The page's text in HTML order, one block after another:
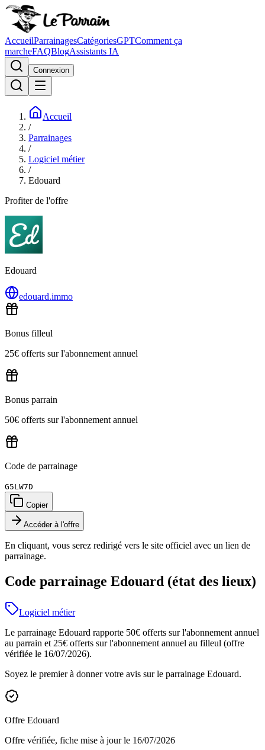
AccueilParrainagesCatégoriesGPTComment ça
marcheFAQBlogAssistants IA
Connexion
Accueil
/
Parrainages
/
Logiciel métier
/
Edouard
Profiter de l'offre
Edouard
edouard.immo
Bonus filleul
25€ offerts sur l'abonnement annuel
Bonus parrain
50€ offerts sur l'abonnement annuel
Code de parrainage
G5LW7D
Copier
Accéder à l'offre
En cliquant, vous serez redirigé vers le site officiel avec un lien de
parrainage.
Code parrainage Edouard (état des lieux)
Logiciel métier
Le parrainage Edouard rapporte 50€ offerts sur l'abonnement annuel
au parrain et 25€ offerts sur l'abonnement annuel au filleul (offre
vérifiée le 16/07/2026).
Soyez le premier à donner votre avis sur le parrainage Edouard.
Offre Edouard
Offre vérifiée, fiche mise à jour le 16/07/2026